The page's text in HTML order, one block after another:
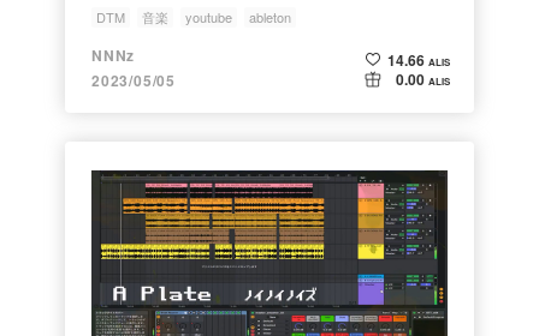
DTM 音楽 youtube ableton
NNNz
2023/05/05
14.66 ALIS
0.00 ALIS